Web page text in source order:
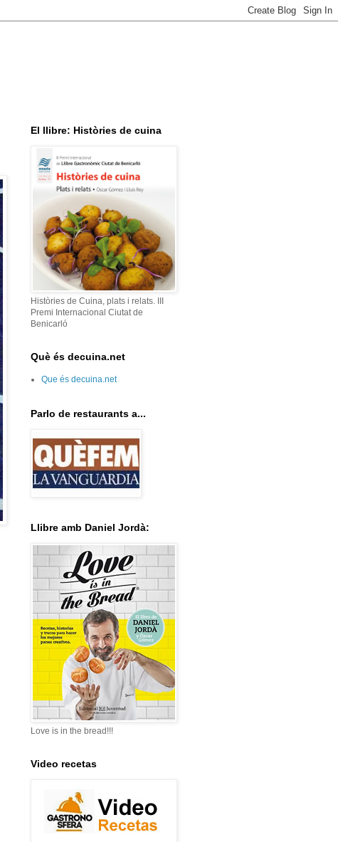
El llibre: Històries de cuina
Històries de Cuina, plats i relats. III
Premi Internacional Ciutat de
Benicarló
Què és decuina.net
Que és decuina.net
Parlo de restaurants a...
Llibre amb Daniel Jordà:
Love is in the bread!!!
Video recetas